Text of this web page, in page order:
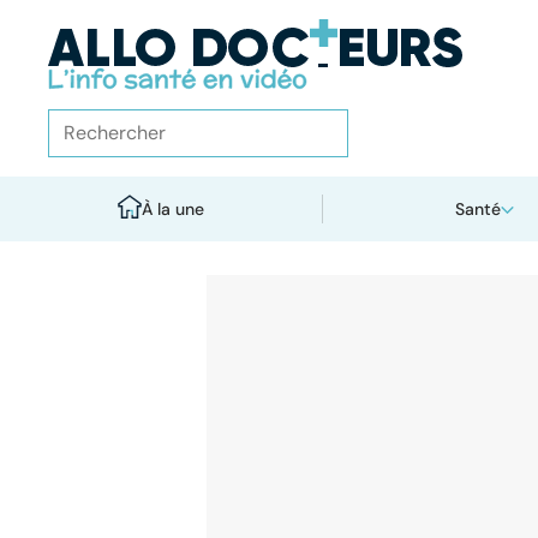
À la une Santé